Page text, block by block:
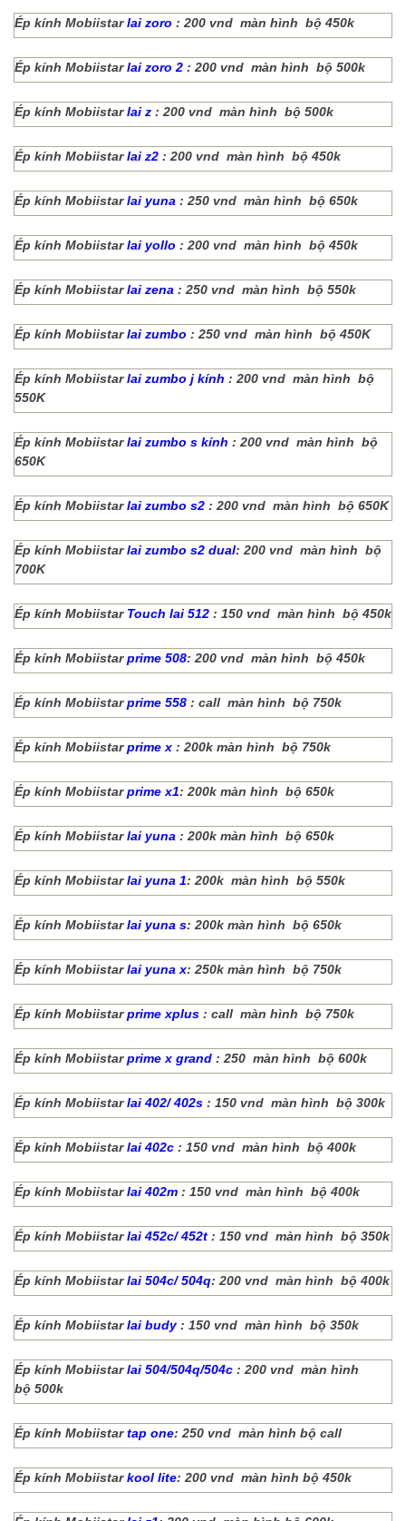
Ép kính Mobiistarlai zoro : 200 vnd màn hình bộ 450k
Ép kính Mobiistarlai zoro 2 : 200 vnd màn hình bộ 500k
Ép kính Mobiistarlai z : 200 vnd màn hình bộ 500k
Ép kính Mobiistarlai z2 : 200 vnd màn hình bộ 450k
Ép kính Mobiistarlai yuna : 250 vnd màn hình bộ 650k
Ép kính Mobiistarlai yollo : 200 vnd màn hình bộ 450k
Ép kính Mobiistarlai zena : 250 vnd màn hình bộ 550k
Ép kính Mobiistarlai zumbo : 250 vnd màn hình bộ 450K
Ép kính Mobiistarlai zumbo j kính : 200 vnd màn hình bộ
550K
Ép kính Mobiistarlai zumbo s kính : 200 vnd màn hình bộ
650K
Ép kính Mobiistarlai zumbo s2 : 200 vnd màn hình bộ 650K
Ép kính Mobiistarlai zumbo s2 dual: 200 vnd màn hình bộ
700K
Ép kính Mobiistar Touch lai 512 : 150 vnd màn hình bộ 450k
Ép kính Mobiistarprime 508: 200 vnd màn hình bộ 450k
Ép kính Mobiistarprime 558 : call màn hình bộ 750k
Ép kính Mobiistarprime x : 200k màn hình bộ 750k
Ép kính Mobiistarprime x1: 200k màn hình bộ 650k
Ép kính Mobiistarlai yuna : 200k màn hình bộ 650k
Ép kính Mobiistarlai yuna 1: 200k màn hình bộ 550k
Ép kính Mobiistarlai yuna s: 200k màn hình bộ 650k
Ép kính Mobiistarlai yuna x: 250k màn hình bộ 750k
Ép kính Mobiistarprime xplus : call màn hình bộ 750k
Ép kính Mobiistarprime x grand : 250 màn hình bộ 600k
Ép kính Mobiistarlai 402/ 402s : 150 vnd màn hình bộ 300k
Ép kính Mobiistarlai 402c : 150 vnd màn hình bộ 400k
Ép kính Mobiistarlai 402m : 150 vnd màn hình bộ 400k
Ép kính Mobiistarlai 452c/ 452t : 150 vnd màn hình bộ 350k
Ép kính Mobiistarlai 504c/ 504q: 200 vnd màn hình bộ 400k
Ép kính Mobiistarlai budy: 150 vnd màn hình bộ 350k
Ép kính Mobiistarlai 504/504q/504c : 200 vnd màn hình
bộ 500k
Ép kính Mobiistartap one: 250 vnd màn hình bộ call
Ép kính Mobiistarkool lite: 200 vnd màn hình bộ 450k